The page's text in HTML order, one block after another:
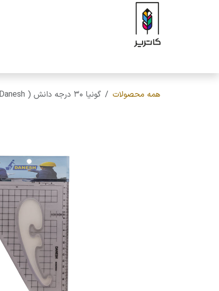
صرف نظر و مشاهده محتوا
همه محصولات گونیا 30 درجه دانش ( Danesh ) - سایز 30 سانتی متری کد 220